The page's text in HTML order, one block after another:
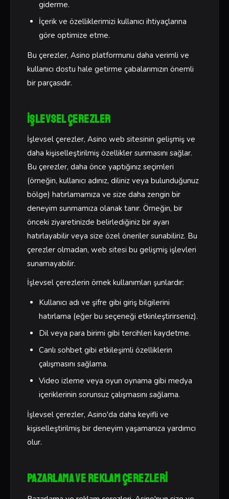
giderme.
İçerik ve özelliklerimizi kullanıcı ihtiyaçlarına
göre optimize etme.
Bu çerezler, Asino platformunu daha verimli ve
kullanıcı dostu hale getirme çabalarımızın önemli
bir parçasıdır.
İşlevsel Çerezler
İşlevsel çerezler, Asino web sitesinin gelişmiş ve
daha kişiselleştirilmiş özellikler sunmasını sağlar.
Bu çerezler, daha önce yaptığınız seçimleri
(örneğin, kullanıcı adınız, diliniz veya bulunduğunuz
bölge) hatırlamamıza ve size daha zengin bir
deneyim sunmamıza olanak tanır. Örneğin, bir
önceki ziyaretinizde belirlediğiniz bir ayarı
hatırlayabilir veya size özel öneriler sunabiliriz. Bu
çerezler olmadan, web sitesi bu gelişmiş işlevleri
sunamayabilir.
İşlevsel çerezlerin örnek kullanımları şunlardır:
Kullanıcı adı ve şifre gibi giriş bilgilerini
hatırlama (eğer bu seçeneği etkinleştirirseniz).
Dil veya para birimi gibi tercihleri kaydetme.
Canlı sohbet gibi etkileşimli özelliklerin
çalışmasını sağlama.
Video izleme veya oyun oynama gibi medya
içeriklerinin sorunsuz çalışmasını sağlama.
İşlevsel çerezler, Asino'da daha keyifli ve
kişiselleştirilmiş bir deneyim yaşamanıza yardımcı
olur.
Pazarlama ve Reklam Çerezleri